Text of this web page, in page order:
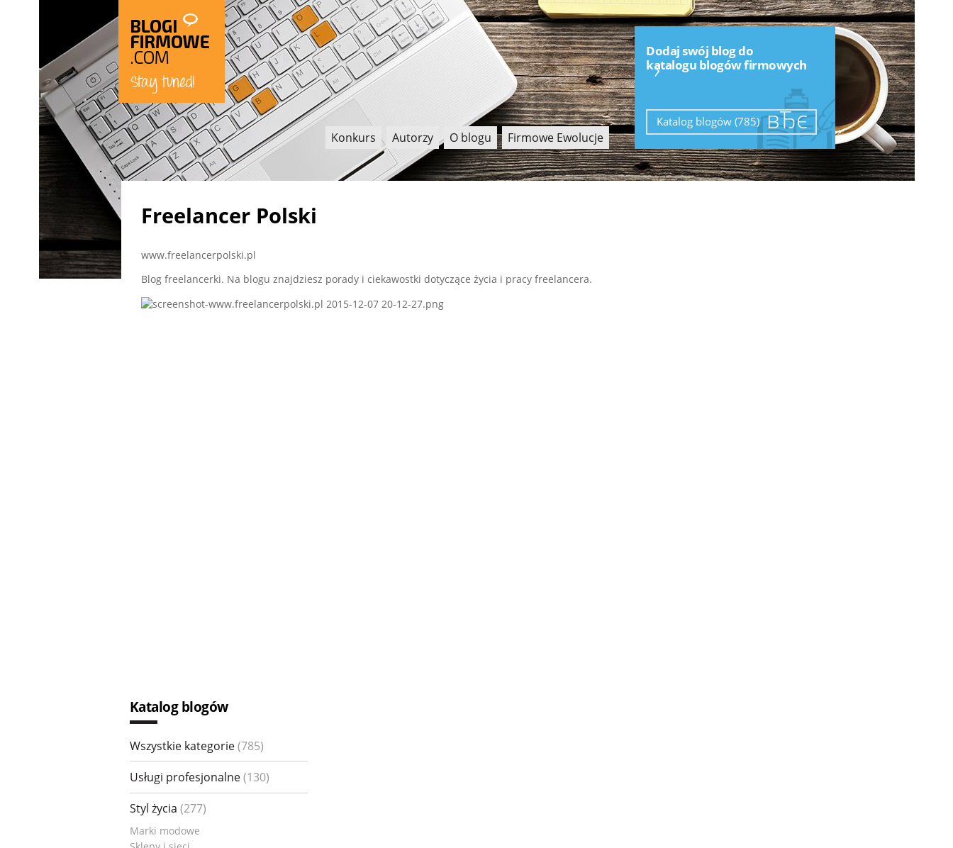
Konkurs Autorzy O blogu Firmowe Ewolucje
Dodaj swój blog do
katalogu blogów firmowych
›
Katalog blogów (785)
Freelancer Polski
www.freelancerpolski.pl
Blog freelancerki. Na blogu znajdziesz porady i ciekawostki dotyczące życia i pracy freelancera.
Katalog blogów
Wszystkie kategorie(785)
Usługi profesjonalne(130)
Styl życia (277)
Marki modowe